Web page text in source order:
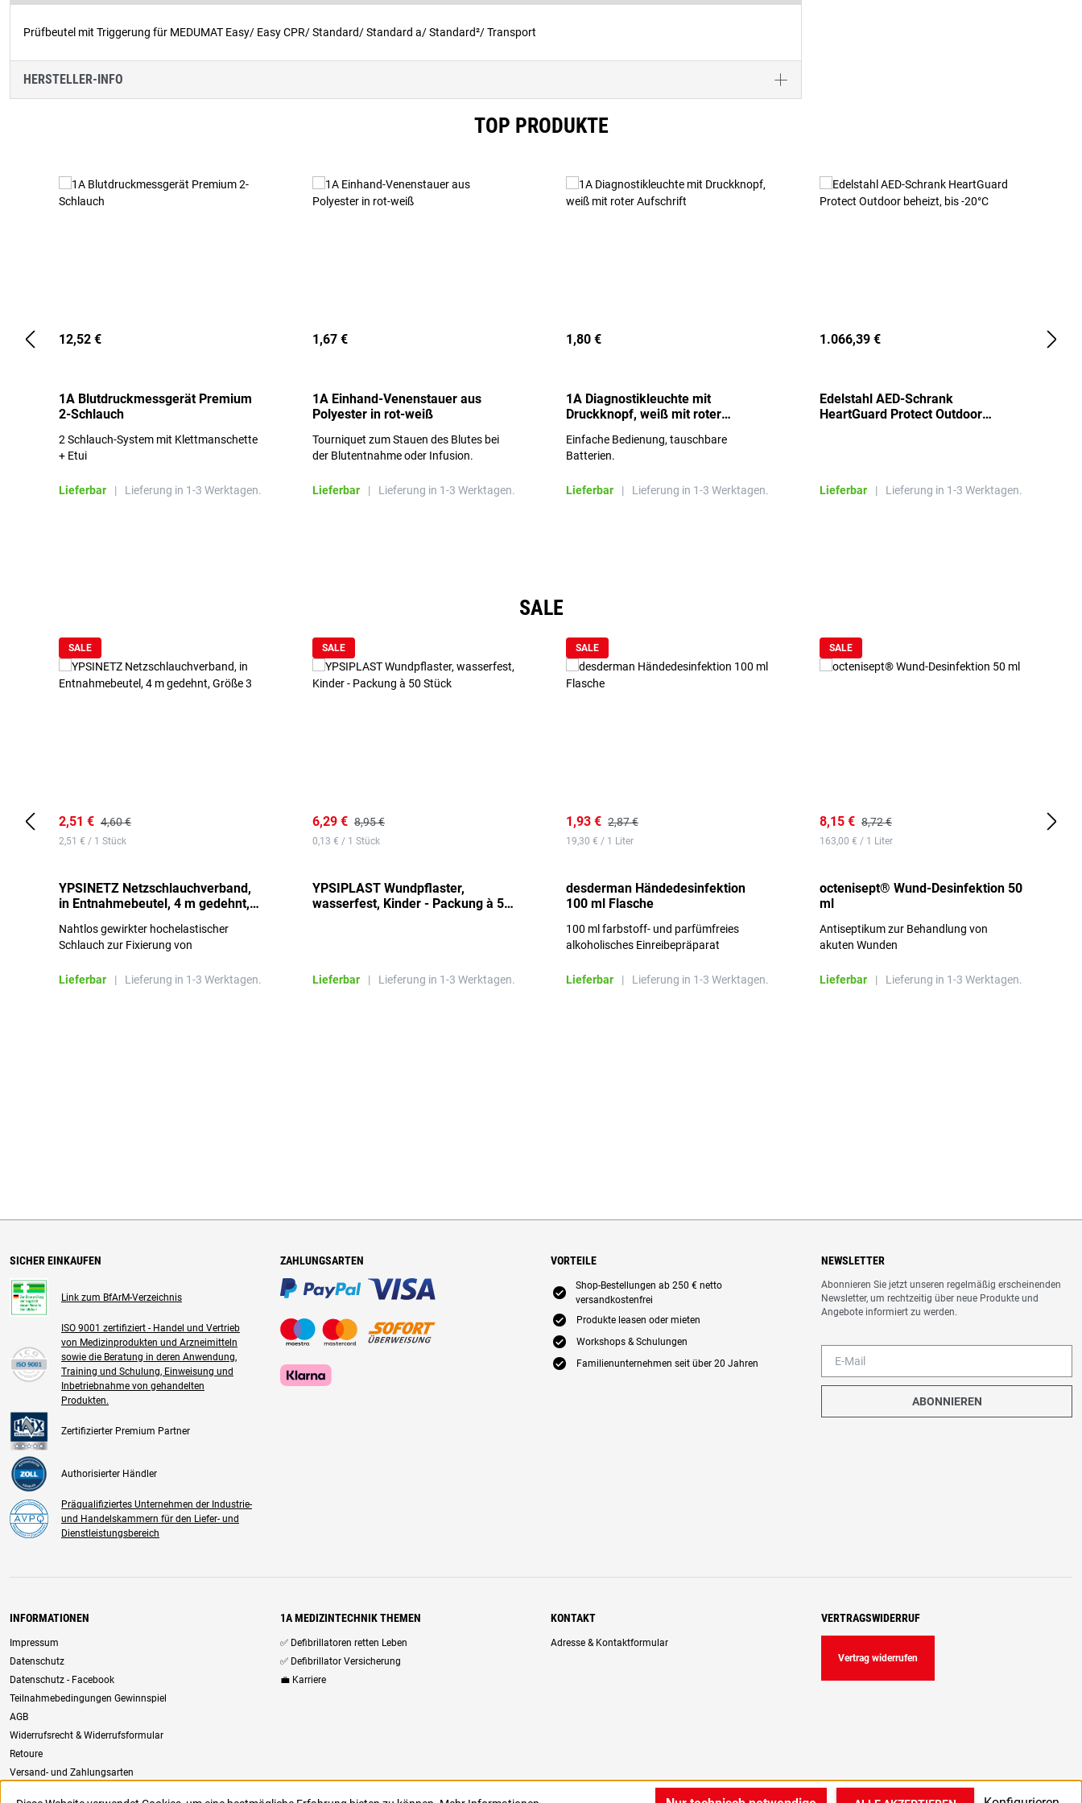
Prüfbeutel mit Triggerung für MEDUMAT Easy/ Easy CPR/ Standard/ Standard a/ Standard²/ Transport
HERSTELLER-INFO
TOP PRODUKTE
12,52 €
1A Blutdruckmessgerät Premium
2-Schlauch
2 Schlauch-System mit Klettmanschette
+ Etui
Lieferbar | Lieferung in 1-3 Werktagen.
1,67 €
1A Einhand-Venenstauer aus
Polyester in rot-weiß
Tourniquet zum Stauen des Blutes bei
der Blutentnahme oder Infusion.
Lieferbar | Lieferung in 1-3 Werktagen.
1,80 €
1A Diagnostikleuchte mit
Druckknopf, weiß mit roter
Einfache Bedienung, tauschbare
Batterien.
Lieferbar | Lieferung in 1-3 Werktagen.
1.066,39 €
Edelstahl AED-Schrank
HeartGuard Protect Outdoor
Lieferbar | Lieferung in 1-3 Werktagen.
SALE
SALE
2,51 € 4,60 €
2,51 € / 1 Stück
YPSINETZ Netzschlauchverband,
in Entnahmebeutel, 4 m gedehnt,
Nahtlos gewirkter hochelastischer
Schlauch zur Fixierung von
Lieferbar
| Lieferung in 1-3 Werktagen.
SALE
6,29 € 8,95 €
0,13 € / 1 Stück
YPSIPLAST Wundpflaster,
wasserfest, Kinder - Packung à 50
Lieferbar | Lieferung in 1-3 Werktagen.
SALE
1,93 € 2,87 €
19,30 € / 1 Liter
desderman Händedesinfektion
100 ml Flasche
100 ml farbstoff- und parfümfreies
alkoholisches Einreibepräparat
Lieferbar | Lieferung in 1-3 Werktagen.
SALE
8,15 € 8,72 €
163,00 € / 1 Liter
octenisept® Wund-Desinfektion 50
ml
Antiseptikum zur Behandlung von
akuten Wunden
Lieferbar | Lieferung in 1-3 Werktagen.
SICHER EINKAUFEN
Link zum BfArM-Verzeichnis
ISO 9001 zertifiziert - Handel und Vertrieb
von Medizinprodukten und Arzneimitteln
sowie die Beratung in deren Anwendung,
Training und Schulung, Einweisung und
Inbetriebnahme von gehandelten
Produkten.
Zertifizierter Premium Partner
Authorisierter Händler
Präqualifiziertes Unternehmen der Industrie-
und Handelskammern für den Liefer- und
Dienstleistungsbereich
ZAHLUNGSARTEN VORTEILE
E
Shop-Bestellungen ab 250 € netto
versandkostenfrei
E Produkte leasen oder mieten
E Workshops & Schulungen
E Familienunternehmen seit über 20 Jahren
NEWSLETTER
Abonnieren Sie jetzt unseren regelmäßig erscheinenden
Newsletter, um rechtzeitig über neue Produkte und
Angebote informiert zu werden.
ABONNIEREN
INFORMATIONEN
Impressum
Datenschutz
Datenschutz - Facebook
Teilnahmebedingungen Gewinnspiel
AGB
Widerrufsrecht & Widerrufsformular
Retoure
Versand- und Zahlungsarten
1A MEDIZINTECHNIK THEMEN
✅ Defibrillatoren retten Leben
✅ Defibrillator Versicherung
💼 Karriere
KONTAKT
Adresse & Kontaktformular
VERTRAGSWIDERRUF
Vertrag widerrufen